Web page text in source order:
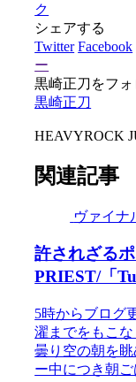
ク
シェアする
Twitter Facebook
ー
黒崎正刀をフォ
黒崎正刀
HEAVYROCK
関連記事
ヴァイナ
許されざる
PRIEST/「
5時からブログ
濯までをもこな
曇り空の朝を
ー中につき朝